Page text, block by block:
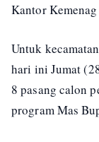
Kantor
Untuk
hari ini Jumat
8 pasang calon
program Mas